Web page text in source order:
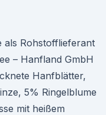
als Rohstofflieferant
– Hanfland GmbH
Hanfblätter,
5% Ringelblume
mit heißem